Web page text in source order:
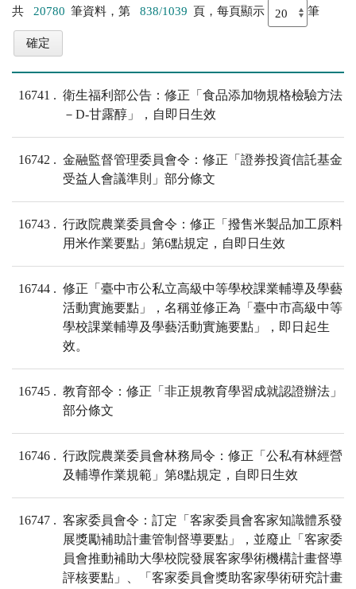
共 20780 筆資料，第 838/1039 頁，每頁顯示 筆
16741
衛生福利部公告：修正「食品添加物規格檢驗方法
－D-甘露醇」，自即日生效
16742
金融監督管理委員會令：修正「證券投資信託基金
受益人會議準則」部分條文
16743
行政院農業委員會令：修正「撥售米製品加工原料
用米作業要點」第6點規定，自即日生效
16744
修正「臺中市公私立高級中等學校課業輔導及學藝
活動實施要點」，名稱並修正為「臺中市高級中等
學校課業輔導及學藝活動實施要點」，即日起生
效。
16745
教育部令：修正「非正規教育學習成就認證辦法」
部分條文
16746
行政院農業委員會林務局令：修正「公私有林經營
及輔導作業規範」第8點規定，自即日生效
16747
客家委員會令：訂定「客家委員會客家知識體系發
展獎勵補助計畫管制督導要點」，並廢止「客家委
員會推動補助大學校院發展客家學術機構計畫督導
評核要點」、「客家委員會獎助客家學術研究計畫